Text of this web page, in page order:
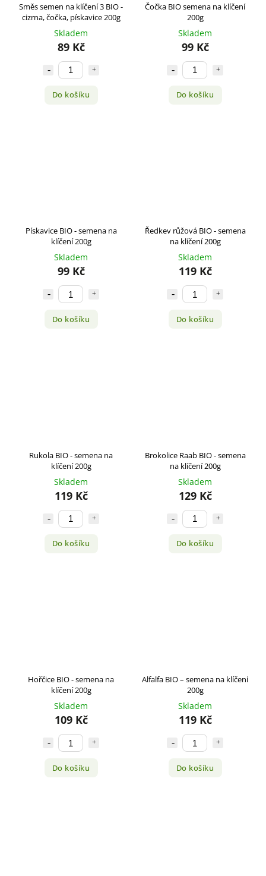
Směs semen na klíčení 3 BIO -
cizrna, čočka, pískavice 200g
Skladem
89 Kč
Do košíku
Čočka BIO semena na klíčení
200g
Skladem
99 Kč
Do košíku
Pískavice BIO - semena na
klíčení 200g
Skladem
99 Kč
Do košíku
Ředkev růžová BIO - semena
na klíčení 200g
Skladem
119 Kč
Do košíku
Rukola BIO - semena na
klíčení 200g
Skladem
119 Kč
Do košíku
Brokolice Raab BIO - semena
na klíčení 200g
Skladem
129 Kč
Do košíku
Hořčice BIO - semena na
klíčení 200g
Skladem
109 Kč
Do košíku
Alfalfa BIO – semena na klíčení
200g
Skladem
119 Kč
Do košíku